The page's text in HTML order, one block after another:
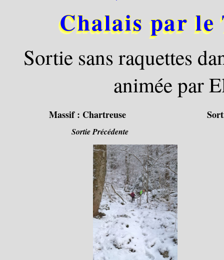
Chalais par le
Sortie sans raquettes
animée par
Massif : Chartreuse
Sortie Précédente